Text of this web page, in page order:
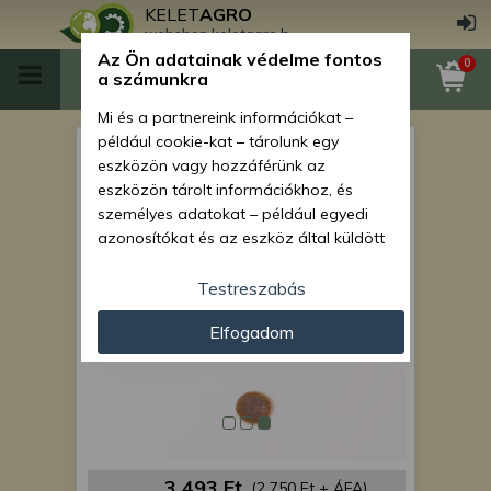
KELETAGRO
webshop.keletagro.hu
0
üzemanyagszűrő japán
kistraktorokhoz KA-F109
Az Ön adatainak védelme fontos
a számunkra
Mi és a partnereink információkat –
például cookie-kat – tárolunk egy
eszközön vagy hozzáférünk az
eszközön tárolt információkhoz, és
személyes adatokat – például egyedi
azonosítókat és az eszköz által küldött
személyre szabott hirdetések és
tartalom nyújtásához, hirdetés- és
tartalomméréshez, nézettségi adatok
gyűjtéséhez, valamint termékek
javításához. Az Ön engedélyével mi és a
partnereink eszközleolvasásos
adatokat és azonosítási információkat
Testreszabás
Elfogadom